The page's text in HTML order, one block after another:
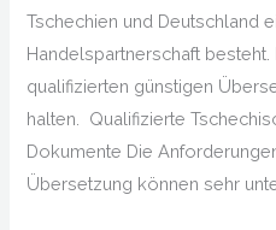
Tschechien und Deutschland
Handelspartnerschaft
qualifizierten günstigen
halten. Qualifizierte
Dokumente Die
Übersetzung können sehr